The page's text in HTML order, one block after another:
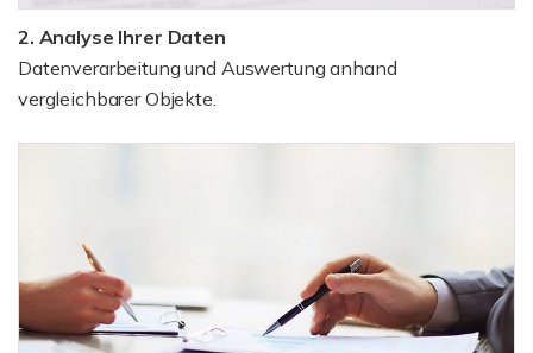
2. Analyse Ihrer Daten
Datenverarbeitung und Auswertung anhand
vergleichbarer Objekte.